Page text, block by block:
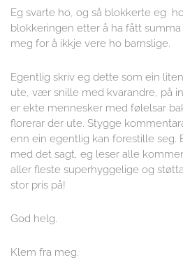
Eg svarte ho, og så blokkerte eg
blokkeringen etter å ha fått
meg for å ikkje vere ho barnslige.
Egentlig skriv eg dette som ein
ute, vær snille med kvarandre, på
er ekte mennesker med følelsar
florerar der ute. Stygge
enn ein egentlig kan forestille seg.
med det sagt, eg leser alle
aller fleste superhyggelige og
stor pris på!
God helg.
Klem fra meg.